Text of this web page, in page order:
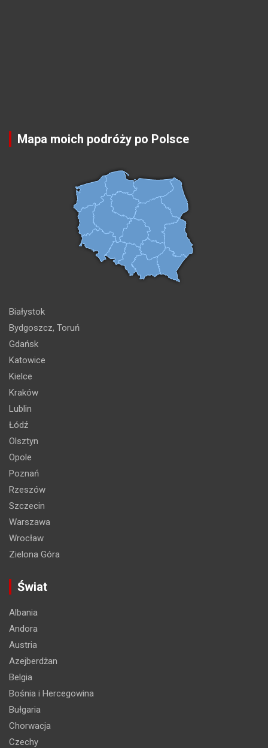
Mapa moich podróży po Polsce
Białystok
Bydgoszcz, Toruń
Gdańsk
Katowice
Kielce
Kraków
Lublin
Łódź
Olsztyn
Opole
Poznań
Rzeszów
Szczecin
Warszawa
Wrocław
Zielona Góra
Świat
Albania
Andora
Austria
Azejberdżan
Belgia
Bośnia i Hercegowina
Bułgaria
Chorwacja
Czechy